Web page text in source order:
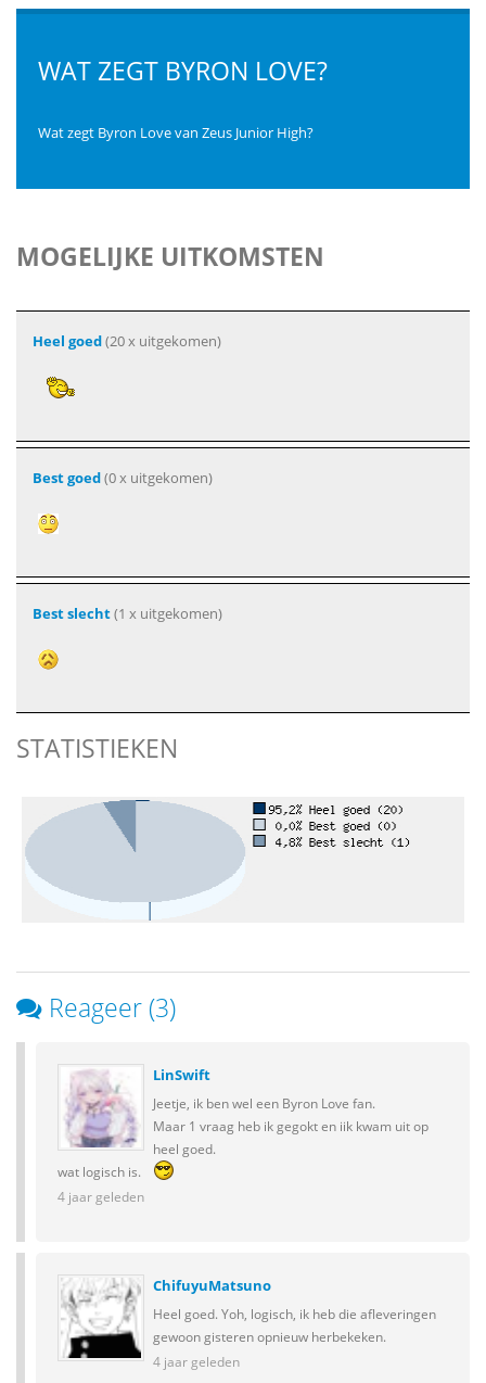
WAT ZEGT BYRON LOVE?
Wat zegt Byron Love van Zeus Junior High?
MOGELIJKE UITKOMSTEN
Heel goed(20 x uitgekomen)
Best goed(0 x uitgekomen)
Best slecht(1 x uitgekomen)
STATISTIEKEN
Reageer (3)
LinSwift
Jeetje, ik ben wel een Byron Love fan.
Maar 1 vraag heb ik gegokt en iik kwam uit op
heel goed.
wat logisch is.
4 jaar geleden
ChifuyuMatsuno
Heel goed. Yoh, logisch, ik heb die afleveringen
gewoon gisteren opnieuw herbekeken.
4 jaar geleden